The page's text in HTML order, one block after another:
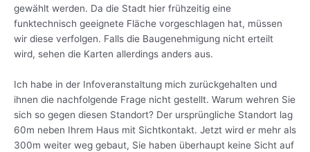
gewählt werden. Da die Stadt hier frühzeitig eine
funktechnisch geeignete Fläche vorgeschlagen hat, müssen
wir diese verfolgen. Falls die Baugenehmigung nicht erteilt
wird, sehen die Karten allerdings anders aus.
Ich habe in der Infoveranstaltung mich zurückgehalten und
ihnen die nachfolgende Frage nicht gestellt. Warum wehren Sie
sich so gegen diesen Standort? Der ursprüngliche Standort lag
60m neben Ihrem Haus mit Sichtkontakt. Jetzt wird er mehr als
300m weiter weg gebaut, Sie haben überhaupt keine Sicht auf